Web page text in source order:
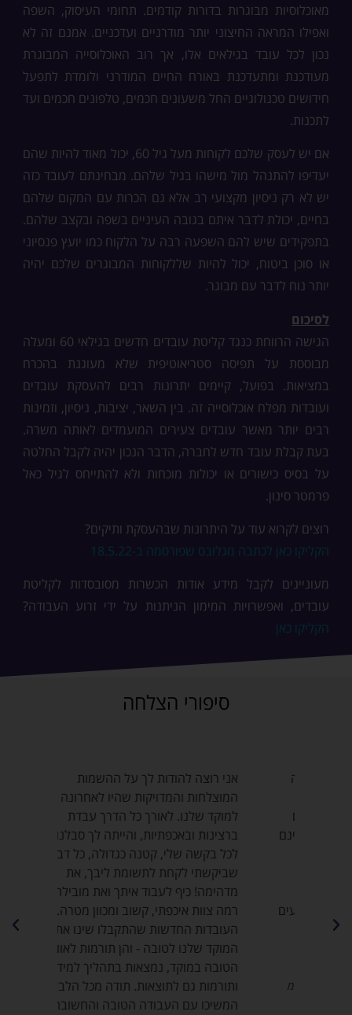
מאוכלוסיות מבוגרות בדורות קודמים. תחומי העיסוק, השפה
ואפילו המראה החיצוני יותר מודרניים ועדכניים. אמנם זה לא
נכון לכל עובד בגילאים אלו, אך רוב האוכלוסייה המבוגרת
מעודכנת ומתעדכנת באורח החיים המודרני ולומדת לתפעל
חידושים טכנולוגיים החל משעונים חכמים, טלפונים חכמים ועד
לתכנות.
אם יש לעסק שלכם לקוחות מעל גיל 60, יכול מאוד להיות שהם
יעדיפו להתנהל מול מישהו בגיל שלהם. מבחינתם לעובד כזה
יש לא רק ניסיון מקצועי רב אלא גם הכרות עם המקום שלהם
בחיים, יכולת לדבר איתם בגובה העיניים בשפה ובקצב שלהם.
בתפקידים שיש להם השפעה רבה על הלקוח כמו יועץ פנסיוני
או סוכן ביטוח, יכול להיות שללקוחות המבוגרים שלכם יהיה
יותר נוח לדבר עם מבוגר.
לסיכום
הגישה הרווחת כנגד קליטת עובדים חדשים בגילאי 60 ומעלה
מבוססת על תפיסה סטריאוטיפית שלא מעוגנת בהכרח
במציאות. בפועל, קיימים יתרונות רבים להעסקת עובדים
ועובדות מפלח אוכלוסייה זה. בין השאר, יציבות, ניסיון, וזמינות
רבים יותר מאשר עובדים צעירים המועמדים לאותה משרה.
בעת קבלת עובד חדש לחברה, הדבר הנכון יהיה לקבל החלטה
על בסיס כישורים או יכולות מוכחות ולא להתייחס לגיל כאל
פרמטר סינון.
רוצים לקרוא עוד על היתרונות שבהעסקת ותיקים?
הקליקו כאן לכתבה מגלובס שפורסמה ב-18.5.22
מעוניינים לקבל מידע אודות הכשרות מסובסדות לקליטת
עובדים, ואפשרויות המימון הניתנות על ידי זרוע העבודה?
הקליקו כאן
סיפורי הצלחה
אני רוצה להודות לך על ההשמות
המוצלחות והמדויקות שהיו לאחרונה
למוקד שלנו. לאורך כל הדרך עבדת
ברצינות ובאכפתיות, והייתה לך סבלנות
לכל בקשה שלי, קטנה כגדולה, כל דבר
שביקשתי לקחת לתשומת ליבך, את
מדהימה! כיף לעבוד איתך ואת מובילה ביד
רמה צוות איכפתי, קשוב ומכוון מטרה.
העובדות החדשות שהתקבלו שינו את
המוקד שלנו לטובה - והן תורמות לאווירה
הטובה במוקד, נמצאות בתהליך למידה
ותורמות גם לתוצאות. תודה מכל הלב!
המשיכו עם העבודה הטובה והחשובה!